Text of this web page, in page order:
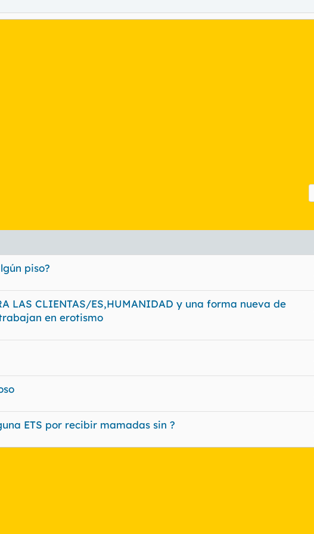
piso?
LAS CLIENTAS/ES,HUMANIDAD y una forma nueva de
en erotismo
ETS por recibir mamadas sin ?